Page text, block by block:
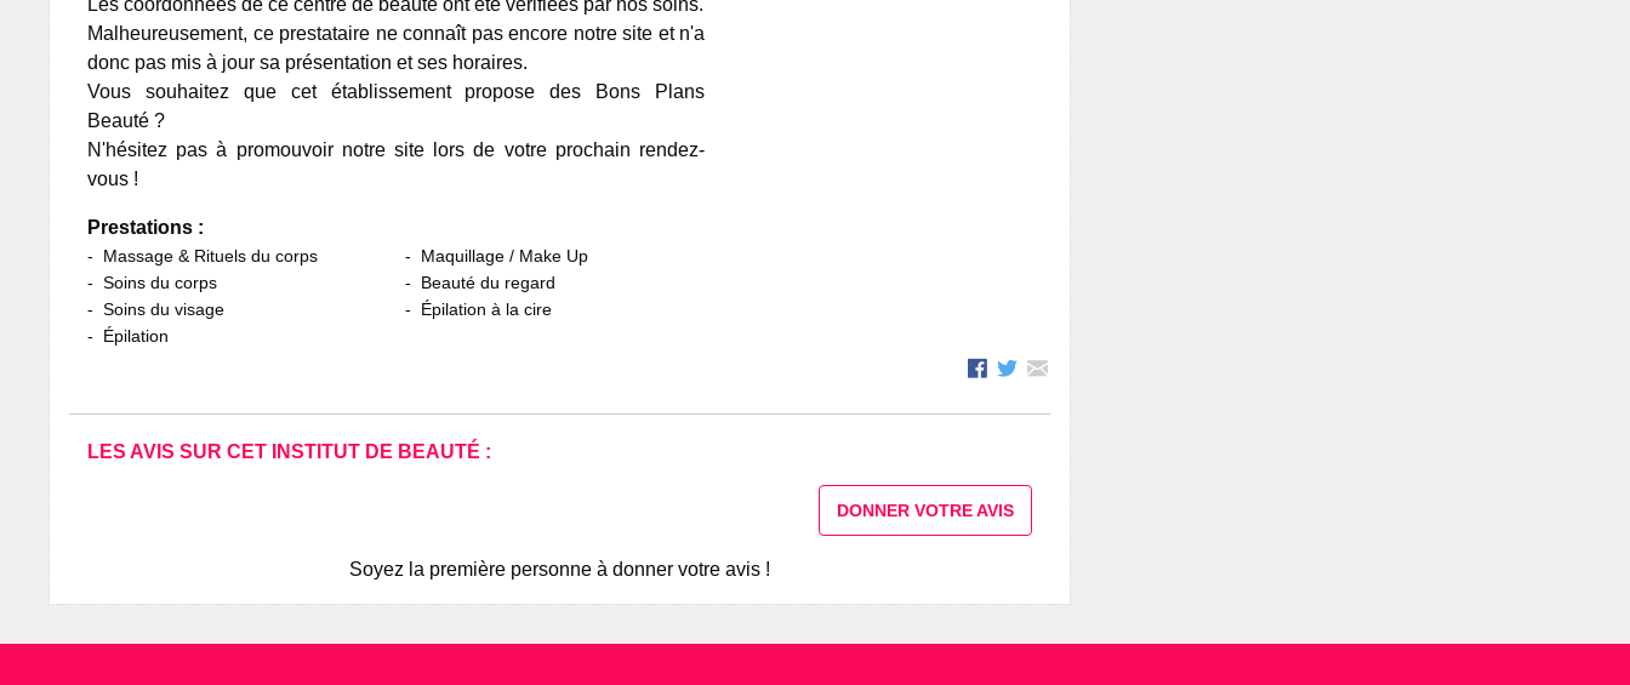
Malheureusement, ce prestataire ne connaît pas encore notre site et n'a
donc pas mis à jour sa présentation et ses horaires.
Vous souhaitez que cet établissement propose des Bons Plans
Beauté ?
N'hésitez pas à promouvoir notre site lors de votre prochain rendez-
vous !
Prestations :
Massage & Rituels du corps
Soins du corps
Soins du visage
Épilation
Maquillage / Make Up
Beauté du regard
Épilation à la cire
LES AVIS SUR CET INSTITUT DE BEAUTÉ :
DONNER VOTRE AVIS
Soyez la première personne à donner votre avis !